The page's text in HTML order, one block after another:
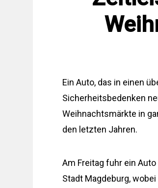
Ein Auto, das in einen
Sicherheitsbedenken
Weihnachtsmärkte in
den letzten Jahren.
Am Freitag fuhr ein
Stadt Magdeburg,